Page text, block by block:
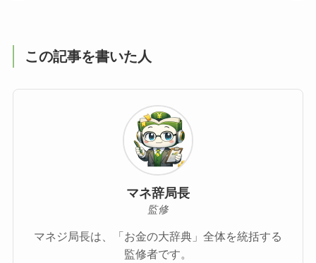
この記事を書いた人
マネ辞局長
監修
マネジ局長は、「お金の大辞典」全体を統括する
監修者です。